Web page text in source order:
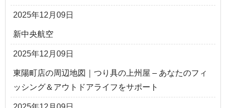
2025年12月09日
新中央航空
2025年12月09日
東陽町店の周辺地図｜つり具の上州屋 – あなたのフィ
ッシング＆アウトドアライフをサポート